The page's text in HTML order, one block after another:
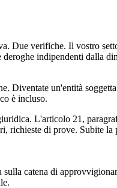
Due verifiche. Il vostro
indipendenti dalla
un'entità
è incluso.
L'articolo 21,
di prove. Subite
catena di